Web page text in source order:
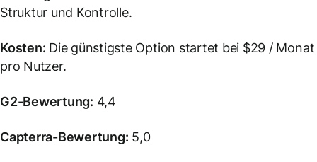
Struktur und Kontrolle.
Kosten: Die günstigste Option startet bei $29 / Monat
pro Nutzer.
G2-Bewertung: 4,4
Capterra-Bewertung: 5,0